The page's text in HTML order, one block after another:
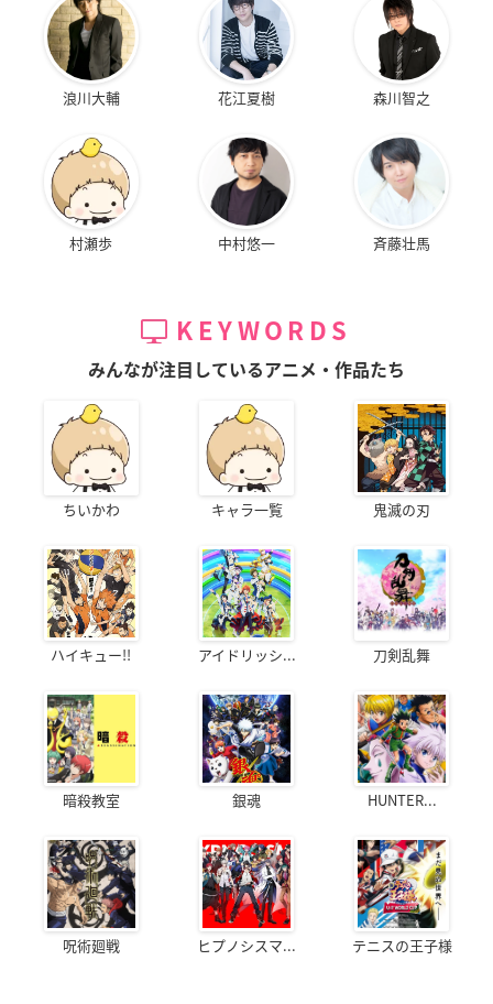
浪川大輔 花江夏樹 森川智之
村瀬歩 中村悠一 斉藤壮馬
KEYWORDS
みんなが注目しているアニメ・作品たち
ちいかわ キャラ一覧 鬼滅の刃
ハイキュー!! アイドリッシ... 刀剣乱舞
暗殺教室 銀魂 HUNTER...
呪術廻戦 ヒプノシスマ... テニスの王子様